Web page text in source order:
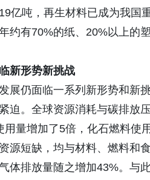
亿吨，再生材料已成为我
约有70%的纸、20%以上的
新形势新挑战
展仍面临一系列新形势和新
迫。全球资源消耗与碳排放
量增加了5倍，化石燃料使
源短缺，均与材料、燃料和
体排放量随之增加43%。与